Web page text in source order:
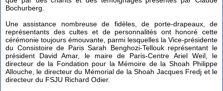
Bochurberg.
Une assistance nombreuse de fidèles, de porte-drapeaux, de
représentants des cultes et de personnalités ont honoré cette
cérémonie toujours émouvante, parmi lesquelles la Vice-présidente
du Consistoire de Paris Sarah Benghozi-Tellouk représentant le
président David Amar, le maire de Paris-Centre Ariel Weil, le
directeur de la Fondation pour la Mémoire de la Shoah Philippe
Allouche, le directeur du Mémorial de la Shoah Jacques Fredj et le
directeur du FSJU Richard Odier.